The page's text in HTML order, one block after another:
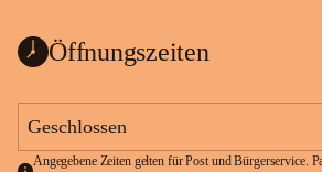
Öffnungszeiten
Geschlossen
Angegebene Zeiten gelten für Post und Bürgerservice.